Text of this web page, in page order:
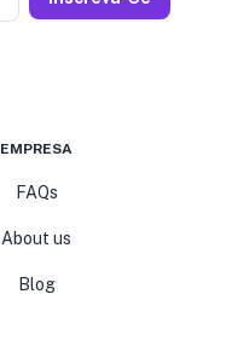
EMPRESA
FAQs
About us
Blog